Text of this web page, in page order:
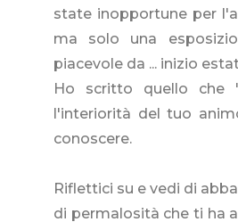
state inopportune per
ma solo una
piacevole da ... inizio
Ho scritto quello che
l'interiorità del tuo
conoscere.
Riflettici su e vedi di
di permalosità che ti ha